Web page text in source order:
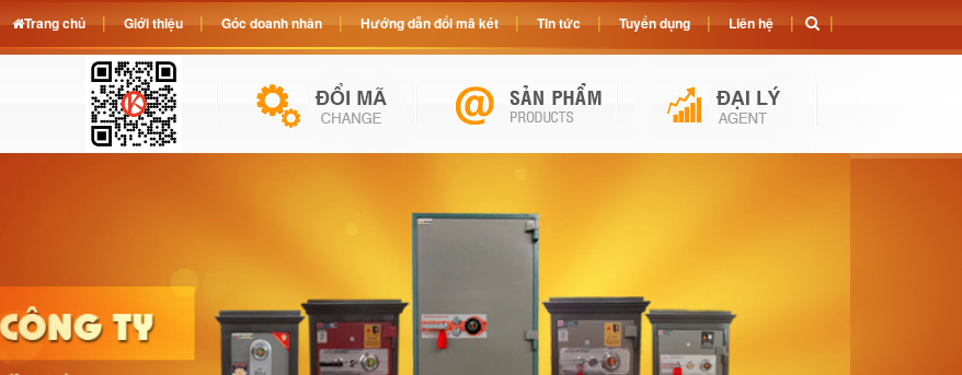
Trang chủ Giới thiệu Góc doanh nhân Hướng dẫn đổi mã két Tin tức Tuyển dụng Liên hệ